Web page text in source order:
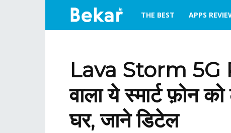
bekar.in
THE BEST APPS
Lava Storm 5G
वाला ये स्मार्ट फ़ोन
घर, जाने डिटेल